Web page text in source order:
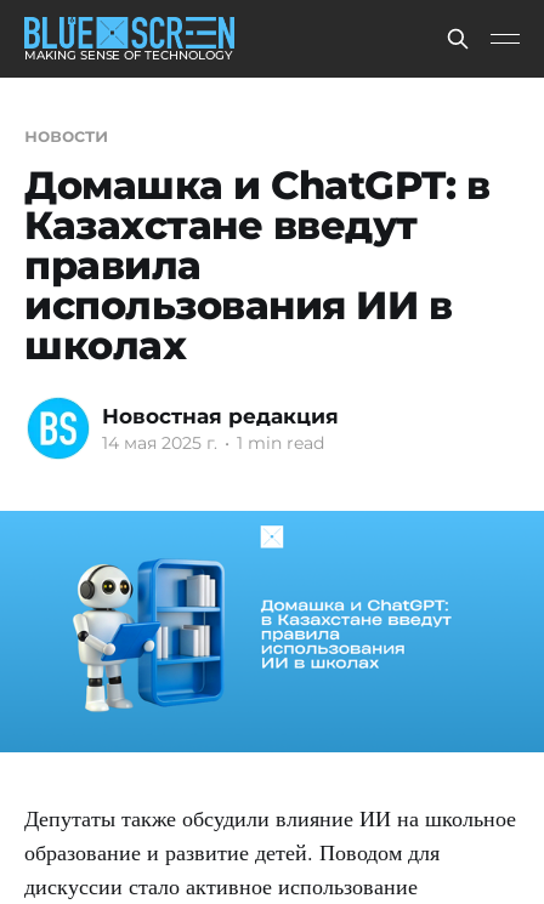
MAKING SENSE OF TECHNOLOGY
новости
Домашка и ChatGPT: в
Казахстане введут
правила
использования ИИ в
школах
Новостная редакция
14 мая 2025 г. • 1 min read
Депутаты также обсудили влияние ИИ на школьное
образование и развитие детей. Поводом для
дискуссии стало активное использование